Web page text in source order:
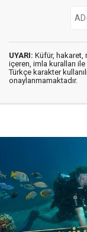
UYARI: Küfür, hakaret,
içeren, imla kuralları ile
Türkçe karakter
onaylanmamaktadır.